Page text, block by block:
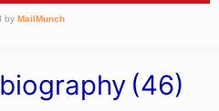
biography (46)